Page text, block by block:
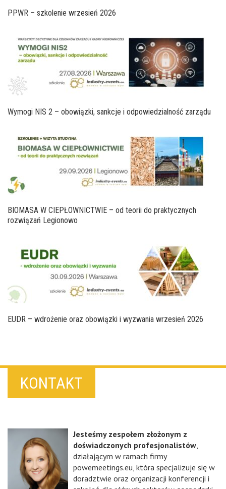
PPWR – szkolenie wrzesień 2026
Wymogi NIS 2 – obowiązki, sankcje i odpowiedzialność zarządu
BIOMASA W CIEPŁOWNICTWIE – od teorii do praktycznych
rozwiązań Legionowo
EUDR – wdrożenie oraz obowiązki i wyzwania wrzesień 2026
KONTAKT
Jesteśmy zespołem złożonym z
doświadczonych profesjonalistów
działającym w ramach firmy
powemeetings.eu, która specjalizuje się w
doradztwie oraz organizacji konferencji i